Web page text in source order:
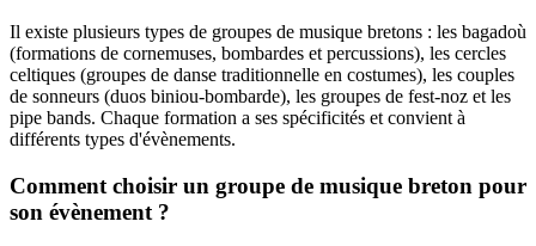
Il existe plusieurs types de groupes de musique bretons : les bagadoù
(formations de cornemuses, bombardes et percussions), les cercles
celtiques (groupes de danse traditionnelle en costumes), les couples
de sonneurs (duos biniou-bombarde), les groupes de fest-noz et les
pipe bands. Chaque formation a ses spécificités et convient à
différents types d'évènements.
Comment choisir un groupe de musique breton pour
son évènement ?